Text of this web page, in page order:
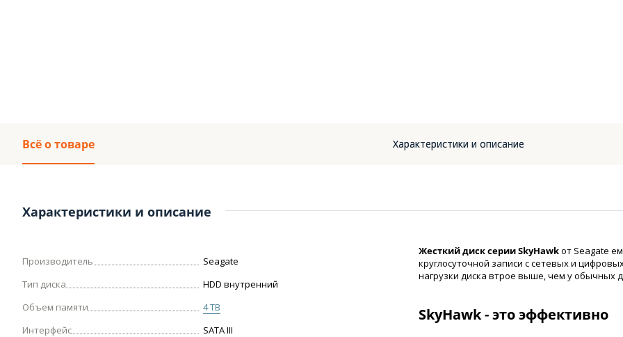
Всё о товаре Характеристики и описание
Характеристики и описание
Производитель
Seagate
Тип диска
HDD внутренний
Объем памяти
4 TB
Интерфейс
SATA III
Жесткий диск серии SkyHawkот Seagate
круглосуточной записи с сетевых и
нагрузки диска втрое выше, чем у обычных
SkyHawk - это эффективно